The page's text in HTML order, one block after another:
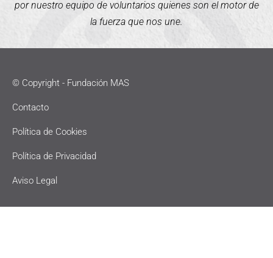
por nuestro equipo de voluntarios quienes son el motor de
la fuerza que nos une.
© Copyright - Fundación MAS
Contacto
Política de Cookies
Política de Privacidad
Aviso Legal